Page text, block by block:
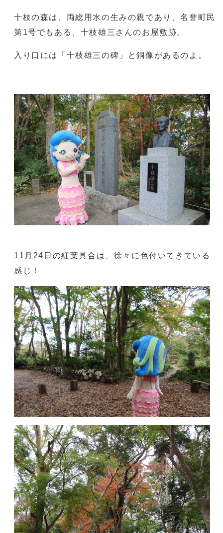
十枝の森は、両総用水の生みの親であり、名誉町民
第1号でもある、十枝雄三さんのお屋敷跡。
入り口には「十枝雄三の碑」と銅像があるのよ。
11月24日の紅葉具合は、徐々に色付いてきている
感じ！